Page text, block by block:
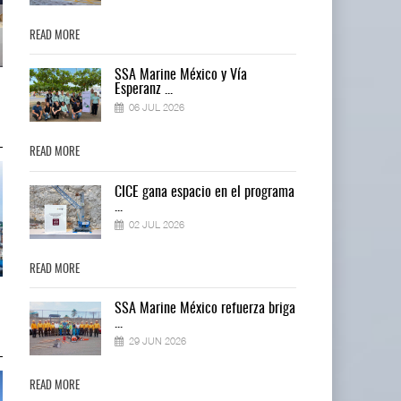
Miguel Ángel Bres encabezará
seguridad en CON ...
07 AGO 2026
Cárdenas incorpora ...
06 AGO 2026
Cárdenas incorpora ...
READ MORE
SSA Marine México y Vía
Esperanz ...
06 JUL 2026
READ MORE
CICE gana espacio en el programa
02 JUL 2026
READ MORE
SSA Marine México refuerza briga
...
29 JUN 2026
READ MORE